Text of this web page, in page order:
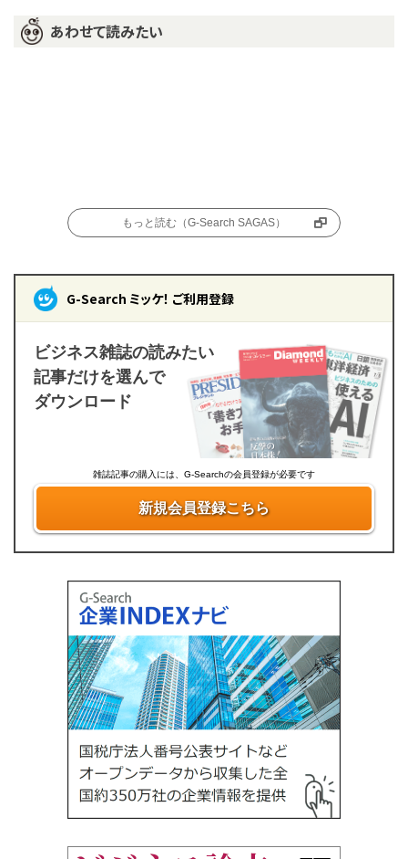
あわせて読みたい
もっと読む（G-Search SAGAS）
G-Search ミッケ！ ご利用登録
ビジネス雑誌の読みたい
記事だけを選んで
ダウンロード
雑誌記事の購入には、G-Searchの会員登録が必要です
新規会員登録こちら